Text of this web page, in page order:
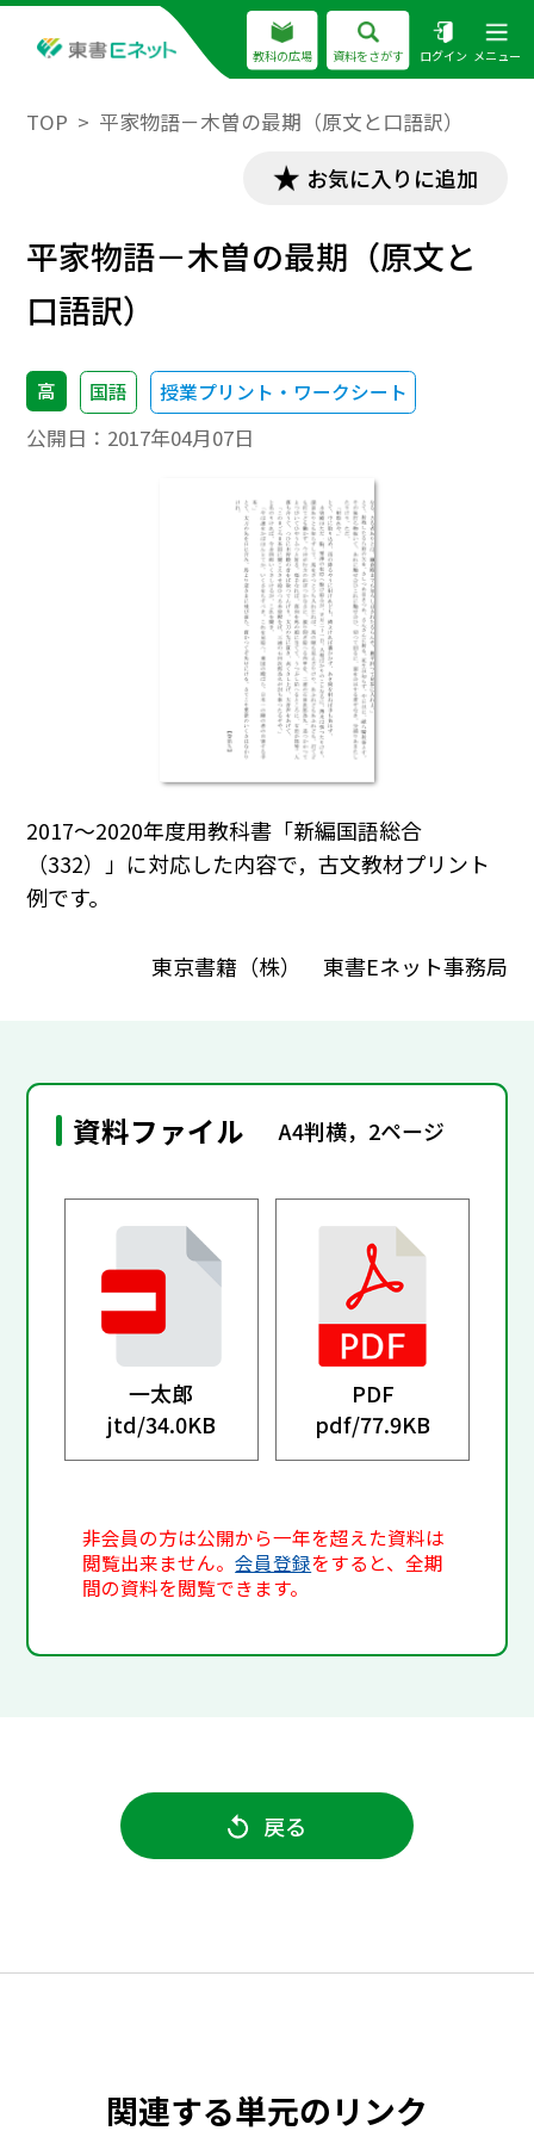
教科の広場 資料をさがす ログイン メニュー
TOP 平家物語－木曽の最期（原文と口語訳）
お気に入りに追加
平家物語－木曽の最期（原文と
口語訳）
高 国語 授業プリント・ワークシート
公開日： 2017年04月07日
2017～2020年度用教科書「新編国語総合
（332）」に対応した内容で，古文教材プリント
例です。
東京書籍（株） 東書Eネット事務局
資料ファイル A4判横，2ページ
一太郎
jtd/34.0KB
PDF
pdf/77.9KB
非会員の方は公開から一年を超えた資料は
閲覧出来ません。会員登録をすると、全期
間の資料を閲覧できます。
戻る
関連する単元のリンク